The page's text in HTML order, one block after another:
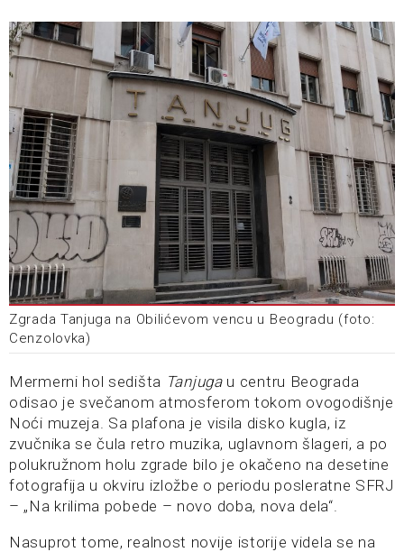
Zgrada Tanjuga na Obilićevom vencu u Beogradu (foto:
Cenzolovka)
Mermerni hol sedišta Tanjugau centru Beograda
odisao je svečanom atmosferom tokom ovogodišnje
Noći muzeja. Sa plafona je visila disko kugla, iz
zvučnika se čula retro muzika, uglavnom šlageri, a po
polukružnom holu zgrade bilo je okačeno na desetine
fotografija u okviru izložbe o periodu posleratne SFRJ
– „Na krilima pobede – novo doba, nova dela“.
Nasuprot tome, realnost novije istorije videla se na